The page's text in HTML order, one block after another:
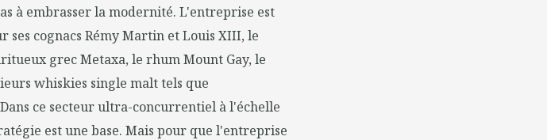
à embrasser la modernité. L'entreprise est
ses cognacs Rémy Martin et Louis XIII, le
grec Metaxa, le rhum Mount Gay, le
whiskies single malt tels que
ce secteur ultra-concurrentiel à l'échelle
est une base. Mais pour que l'entreprise